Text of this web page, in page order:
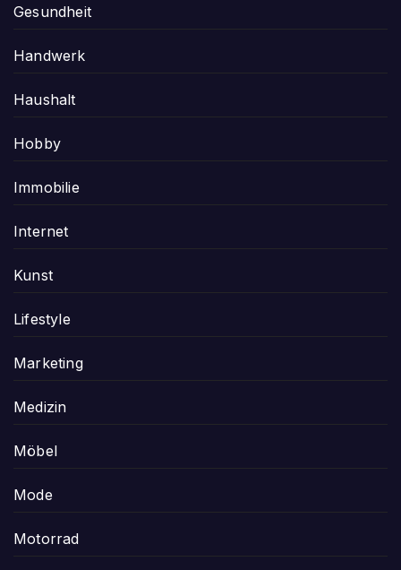
Gesundheit
Handwerk
Haushalt
Hobby
Immobilie
Internet
Kunst
Lifestyle
Marketing
Medizin
Möbel
Mode
Motorrad